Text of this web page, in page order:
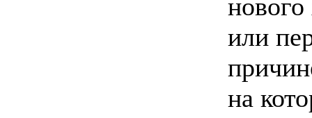
нового
или
на